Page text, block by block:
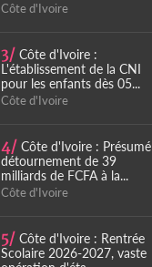
Côte d'Ivoire
3/ Côte d'Ivoire :
L'établissement de la CNI
pour les enfants dès 05...
Côte d'Ivoire
4/ Côte d'Ivoire : Présumé
détournement de 39
milliards de FCFA à la...
Côte d'Ivoire
5/ Côte d'Ivoire : Rentrée
Scolaire 2026-2027, vaste